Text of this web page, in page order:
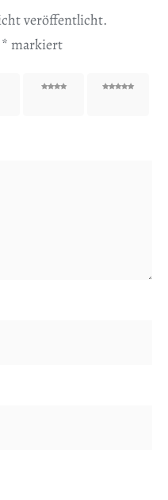
veröffentlicht.
* markiert
4 von 5 von